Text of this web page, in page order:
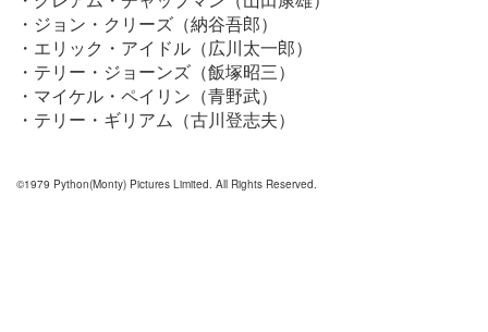
・ジョン・クリーズ（納谷吾郎）
・エリック・アイドル（広川太一郎）
・テリー・ジョーンズ（飯塚昭三）
・マイケル・ペイリン（青野武）
・テリー・ギリアム（古川登志夫）
©1979 Python(Monty) Pictures Limited. All Rights Reserved.